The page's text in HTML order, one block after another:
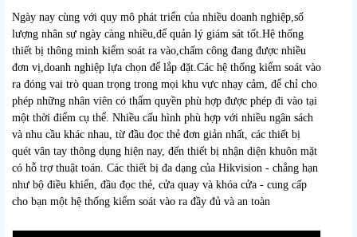
Ngày nay cùng với quy mô phát triển của nhiều doanh nghiệp,số
lượng nhân sự ngày càng nhiều,để quản lý giám sát tốt.Hệ thống
thiết bị thông minh kiểm soát ra vào,chấm công đang được nhiều
đơn vị,doanh nghiệp lựa chọn để lắp đặt.Các hệ thống kiểm soát vào
ra đóng vai trò quan trọng trong mọi khu vực nhạy cảm, để chỉ cho
phép những nhân viên có thẩm quyền phù hợp được phép đi vào tại
một thời điểm cụ thể. Nhiều cấu hình phù hợp với nhiều ngân sách
và nhu cầu khác nhau, từ đầu đọc thẻ đơn giản nhất, các thiết bị
quét vân tay thông dụng hiện nay, đến thiết bị nhận diện khuôn mặt
có hỗ trợ thuật toán. Các thiết bị đa dạng của Hikvision - chẳng hạn
như bộ điều khiển, đầu đọc thẻ, cửa quay và khóa cửa - cung cấp
cho bạn một hệ thống kiểm soát vào ra đầy đủ và an toàn